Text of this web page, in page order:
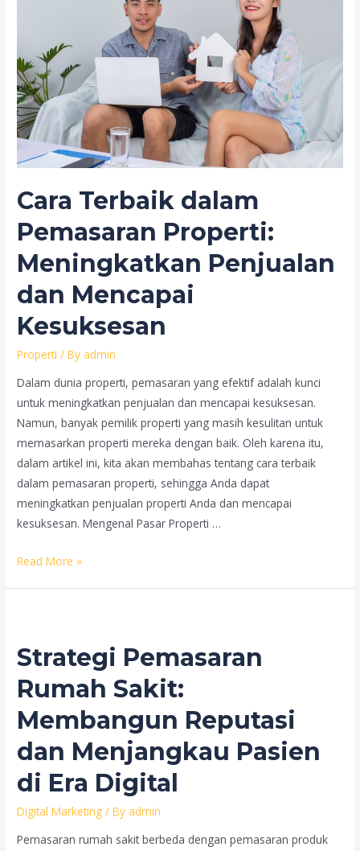
Cara Terbaik dalam
Pemasaran Properti:
Meningkatkan Penjualan
dan Mencapai
Kesuksesan
Properti / By admin
Dalam dunia properti, pemasaran yang efektif adalah kunci
untuk meningkatkan penjualan dan mencapai kesuksesan.
Namun, banyak pemilik properti yang masih kesulitan untuk
memasarkan properti mereka dengan baik. Oleh karena itu,
dalam artikel ini, kita akan membahas tentang cara terbaik
dalam pemasaran properti, sehingga Anda dapat
meningkatkan penjualan properti Anda dan mencapai
kesuksesan. Mengenal Pasar Properti …
Cara
Meningkatkan
Penjualan
dan
Mencapai
Kesuksesan
Read More »
Strategi Pemasaran
Rumah Sakit:
Membangun Reputasi
dan Menjangkau Pasien
di Era Digital
Digital Marketing / By admin
Pemasaran rumah sakit berbeda dengan pemasaran produk